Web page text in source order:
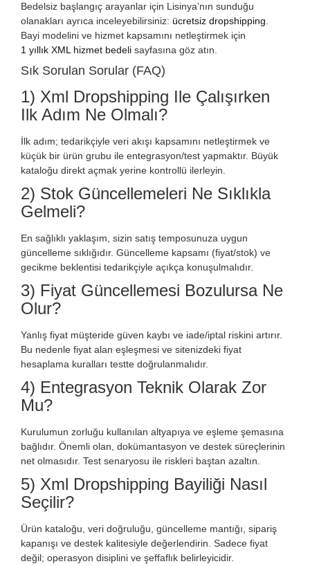
Bedelsiz başlangıç arayanlar için Lisinya’nın sunduğu
olanakları ayrıca inceleyebilirsiniz: ücretsiz dropshipping
Bayi modelini ve hizmet kapsamını netleştirmek için
1 yıllık XML hizmet bedeli sayfasına göz atın.
Sık Sorulan Sorular (FAQ)
1) Xml Dropshipping Ile Çalışırken
Ilk Adım Ne Olmalı?
İlk adım; tedarikçiyle veri akışı kapsamını netleştirmek ve
küçük bir ürün grubu ile entegrasyon/test yapmaktır. Büyük
kataloğu direkt açmak yerine kontrollü ilerleyin.
2) Stok Güncellemeleri Ne Sıklıkla
Gelmeli?
En sağlıklı yaklaşım, sizin satış temposunuza uygun
güncelleme sıklığıdır. Güncelleme kapsamı (fiyat/stok) ve
gecikme beklentisi tedarikçiyle açıkça konuşulmalıdır.
3) Fiyat Güncellemesi Bozulursa Ne
Olur?
Yanlış fiyat müşteride güven kaybı ve iade/iptal riskini artırır.
Bu nedenle fiyat alan eşleşmesi ve sitenizdeki fiyat
hesaplama kuralları testte doğrulanmalıdır.
4) Entegrasyon Teknik Olarak Zor
Mu?
Kurulumun zorluğu kullanılan altyapıya ve eşleme şemasına
bağlıdır. Önemli olan, dokümantasyon ve destek süreçlerinin
net olmasıdır. Test senaryosu ile riskleri baştan azaltın.
5) Xml Dropshipping Bayiliği Nasıl
Seçilir?
Ürün kataloğu, veri doğruluğu, güncelleme mantığı, sipariş
kapanışı ve destek kalitesiyle değerlendirin. Sadece fiyat
değil; operasyon disiplini ve şeffaflık belirleyicidir.